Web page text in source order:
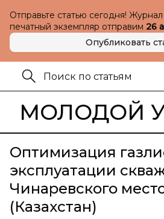
Отправьте статью сегодня!
печатный экземпляр отправим 26
Опубликовать
МОЛОДОЙ
Оптимизация
эксплуатации
Чинаревского
(Казахстан)